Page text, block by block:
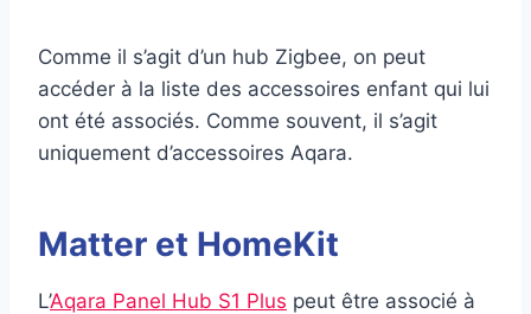
Comme il s’agit d’un hub Zigbee, on peut
accéder à la liste des accessoires enfant qui lui
ont été associés. Comme souvent, il s’agit
uniquement d’accessoires Aqara.
Matter et HomeKit
L’Aqara Panel Hub S1 Plus peut être associé à